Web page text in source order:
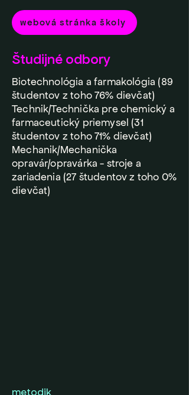
webová stránka školy
Študijné odbory
Biotechnológia a farmakológia (89
študentov z toho 76% dievčat)
Technik/Technička pre chemický a
farmaceutický priemysel (31
študentov z toho 71% dievčat)
Mechanik/Mechanička
opravár/opravárka - stroje a
zariadenia (27 študentov z toho 0%
dievčat)
metodik